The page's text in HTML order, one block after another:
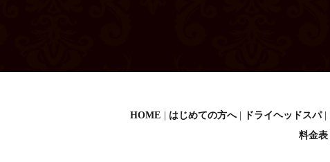
HOME はじめての方へ ドライヘッドスパ
料金表